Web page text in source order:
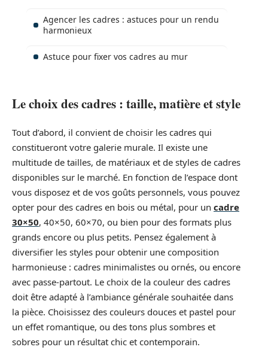
Agencer les cadres : astuces pour un rendu
harmonieux
Astuce pour fixer vos cadres au mur
Le choix des cadres : taille, matière et style
Tout d’abord, il convient de choisir les cadres qui
constitueront votre galerie murale. Il existe une
multitude de tailles, de matériaux et de styles de cadres
disponibles sur le marché. En fonction de l’espace dont
vous disposez et de vos goûts personnels, vous pouvez
opter pour des cadres en bois ou métal, pour un cadre
30×50, 40×50, 60×70, ou bien pour des formats plus
grands encore ou plus petits. Pensez également à
diversifier les styles pour obtenir une composition
harmonieuse : cadres minimalistes ou ornés, ou encore
avec passe-partout. Le choix de la couleur des cadres
doit être adapté à l’ambiance générale souhaitée dans
la pièce. Choisissez des couleurs douces et pastel pour
un effet romantique, ou des tons plus sombres et
sobres pour un résultat chic et contemporain.